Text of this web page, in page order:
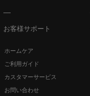
お客様サポート
ホームケア
ご利用ガイド
カスタマーサービス
お問い合わせ